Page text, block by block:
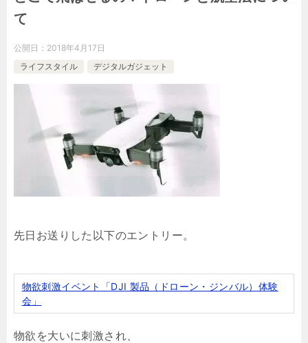
て
公開日： 2018年4月17日
ライフスタイル
デジタルガジェット
先日お送りした以下のエントリー。
物欲刺激イベント「DJI 製品（ドローン・ジンバル）体験
会」
物欲を大いに刺激され、